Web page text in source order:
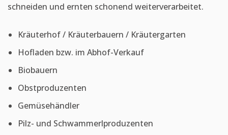
schneiden und ernten schonend weiterverarbeitet.
Kräuterhof / Kräuterbauern / Kräutergarten
Hofladen bzw. im Abhof-Verkauf
Biobauern
Obstproduzenten
Gemüsehändler
Pilz- und Schwammerlproduzenten